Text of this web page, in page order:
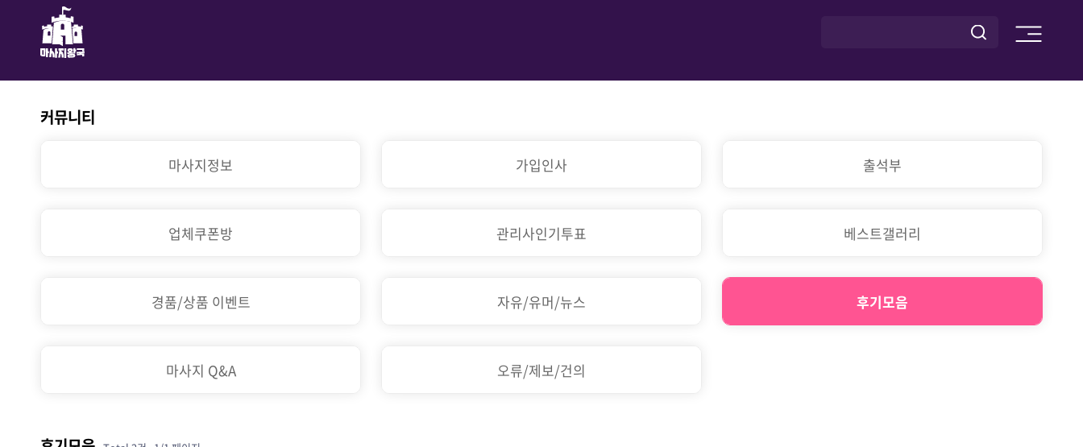
커뮤니티
마사지정보 가입인사 출석부
업체쿠폰방 관리사인기투표 베스트갤러리
경품/상품 이벤트 자유/유머/뉴스 후기모음
마사지 Q&A 오류/제보/건의